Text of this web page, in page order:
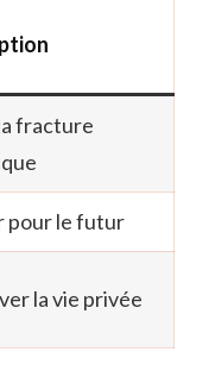
fracture
pour le futur
la vie privée